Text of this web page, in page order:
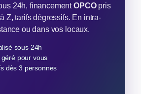
24h, financementOPCOpris
Z, tarifs dégressifs. En intra-
ou dans vos locaux.
sous 24h
pour vous
dès 3 personnes